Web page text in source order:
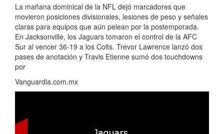
La mañana dominical de la NFL dejó marcadores que
movieron posiciones divisionales, lesiones de peso y señales
claras para equipos que aún pelean por la postemporada.
En Jacksonville, los Jaguars tomaron el control de la AFC
Sur al vencer 36-19 a los Colts. Trevor Lawrence lanzó dos
pases de anotación y Travis Etienne sumó dos touchdowns
por
Vanguardia.com.mx